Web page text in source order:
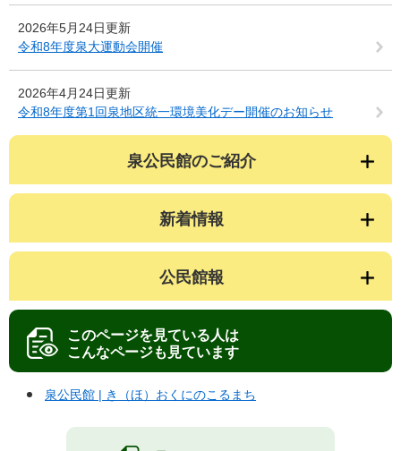
2026年5月24日更新
令和8年度泉大運動会開催
2026年4月24日更新
令和8年度第1回泉地区統一環境美化デー開催のお知らせ
泉公民館のご紹介
新着情報
公民館報
このページを見ている人は
こんなページも見ています
泉公民館 | き（ほ）おくにのこるまち